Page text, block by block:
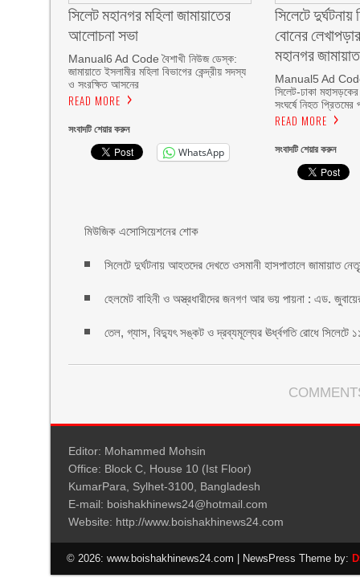
সিলেট মহানগর মহিলা জামায়াতের
আলোচনা সভা
Manual6 Ad Code বৈশাখী নিউজ ডেস্ক:
জামায়াতে ইসলামীর মহিলা বিভাগের কেন্দ্রীয় সদস্য
ও সংরক্ষিত আসনের
READ MORE
সংবাদটি শেয়ার করুন
WhatsApp
সিলেটে
বোনের
মহানগর জামায়াত
Manual5 Ad Code
সিলেট-ঢাকা
সংঘর্ষে নিহত প্রিতমের
READ MORE
সংবাদটি শেয়ার করুন
মিউজিক এসোসিয়েশনের শোক
সিলেটে দুর্ঘটনায় আহতদের দেখতে ওসমানী হাসপাতালে জামায়াত
হেলমেট বাহিনী ও অস্ত্রধারীদের জনগণ আর ভয় পায়না : এড.
তেল, গ্যাস, বিদ্যুৎ সঙ্কট ও দ্রব্যমূল্যের ঊর্ধ্বগতি রোধে সিলেটে
Editor: Mohammed Mohsin
Office: Block C, House 10 (Ist Floor)
KumarPara, Sylhet-3100, Bangladesh
E-mail: boishakhinews24@hotmail.com
Website: http://www.boishakhinews24.com
© 2026: www.boishakhinews24.com | NewsPress Theme by: